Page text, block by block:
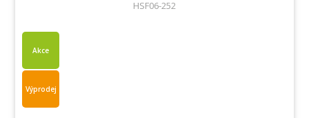
HSF06-252
Akce
Výprodej